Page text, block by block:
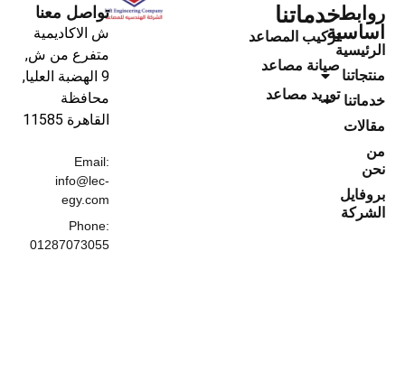
تواصل معنا
ش الاكاديمية
متفرع من ش,
9 الهضبة العليا,
info@lec-
01287073055
خدماتنا
تركيب المصاعد
صيانة مصاعد
توريد مصاعد